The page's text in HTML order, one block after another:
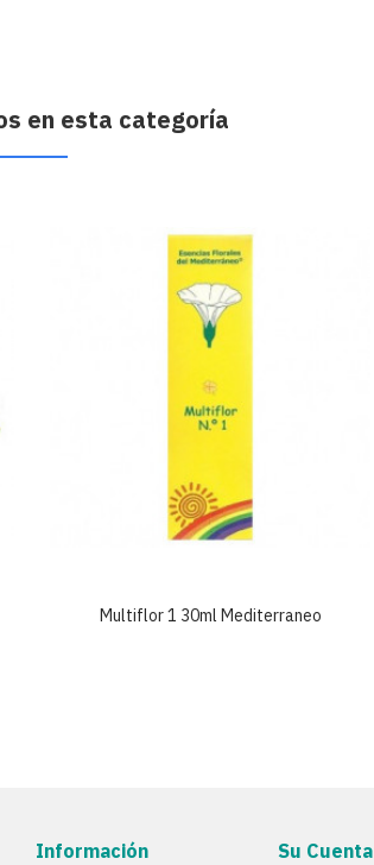
en esta categoría
Multiflor 1 30ml Mediterraneo
Información Su Cuenta